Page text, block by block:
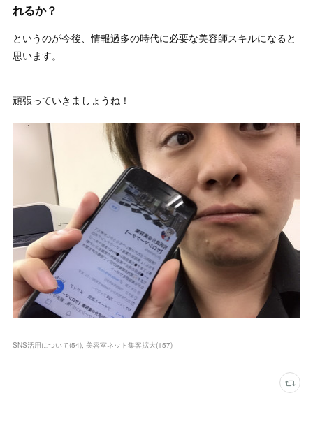
れるか？
というのが今後、情報過多の時代に必要な美容師スキルになると
思います。
頑張っていきましょうね！
SNS活用について(54) 美容室ネット集客拡大(157)